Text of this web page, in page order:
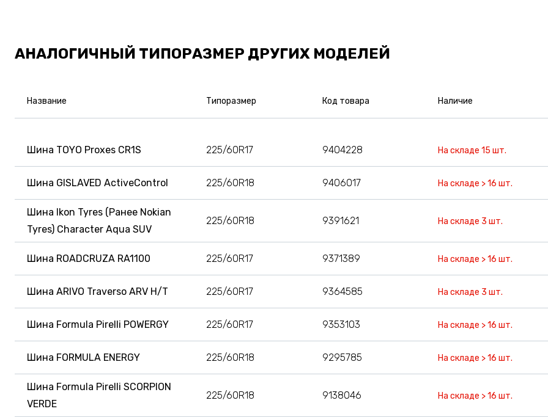
АНАЛОГИЧНЫЙ ТИПОРАЗМЕР ДРУГИХ МОДЕЛЕЙ
Название Типоразмер Код товара Наличие
Шина TOYO Proxes CR1S 225/60R17 9404228 На складе 15 шт.
Шина GISLAVED ActiveControl 225/60R18 9406017 На складе > 16 шт.
Шина Ikon Tyres (Ранее Nokian
Tyres) Character Aqua SUV
225/60R18 9391621 На складе 3 шт.
Шина ROADCRUZA RA1100 225/60R17 9371389 На складе > 16 шт.
Шина ARIVO Traverso ARV H/T 225/60R17 9364585 На складе 3 шт.
Шина Formula Pirelli POWERGY 225/60R17 9353103 На складе > 16 шт.
Шина FORMULA ENERGY 225/60R18 9295785 На складе > 16 шт.
Шина Formula Pirelli SCORPION
VERDE
225/60R18 9138046 На складе > 16 шт.